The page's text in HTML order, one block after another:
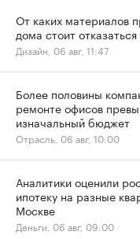
От каких материалов
дома стоит
Дизайн, 06 авг, 11:47
Более половины
ремонте офисов
изначальный бюджет
Отрасль, 06 авг, 10:00
Аналитики оценили
ипотеку на разные
Москве
Деньги, 06 авг, 09:00